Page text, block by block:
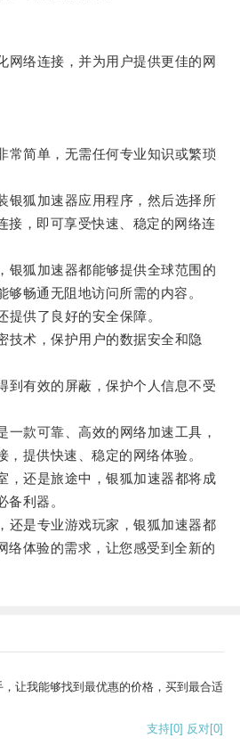
络连接，并为用户提供更佳的网
简单，无需任何专业知识或繁琐
狐加速器应用程序，然后选择所
接，即可享受快速、稳定的网络连
狐加速器都能够提供全球范围的
够畅通无阻地访问所需的内容。
供了良好的安全保障。
术，保护用户的数据安全和隐
有效的屏蔽，保护个人信息不受
款可靠、高效的网络加速工具，
，提供快速、稳定的网络体验。
还是旅途中，银狐加速器都将成
备利器。
是专业游戏玩家，银狐加速器都
络体验的需求，让您感受到全新的
让我能够找到最优惠的价格，买到最合适
支持[0] 反对[0]